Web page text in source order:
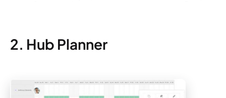
2. Hub Planner